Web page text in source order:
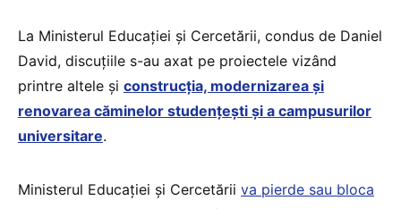
La Ministerul Educației și Cercetării, condus de Daniel
David, discuțiile s-au axat pe proiectele vizând
printre altele și construcția, modernizarea și
renovarea căminelor studențești și a campusurilor
universitare.
Ministerul Educației și Cercetării va pierde sau bloca